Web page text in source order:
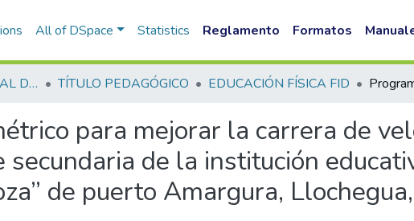
All of DSpace Statistics Reglamento Formatos
1. FORMACIÓN INICIAL DOCENTE TÍTULO PEDAGÓGICO EDUCACIÓN FÍSICA FID
para mejorar la carrera de
secundaria de la institución
de puerto Amargura,